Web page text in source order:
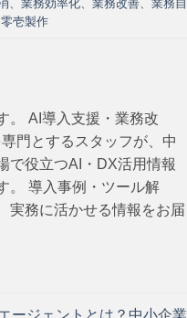
業務効率化、 業務改善、 業務自
零壱製作
。 AI導入支援・業務改
門とするスタッフが、中
で役立つAI・DX活用情報
。 導入事例・ツール解
実務に活かせる情報をお届